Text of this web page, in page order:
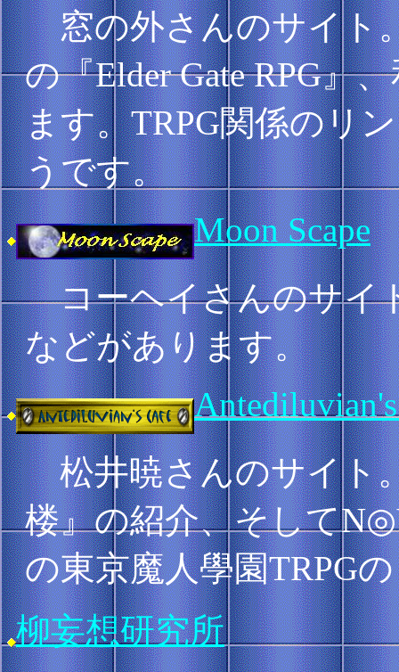
窓の外さんのサイト
の『Elder Gate RPG』
ます。TRPG関係のリ
うです。
Moon Scape
コーヘイさんのサイ
などがあります。
松井暁さんのサイト
楼』の紹介、そして
の東京魔人學園TRPG
柳妄想研究所